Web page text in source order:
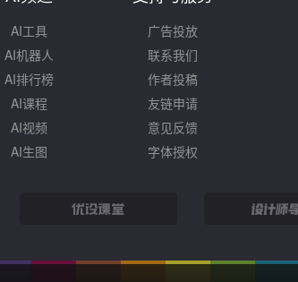
AI工具
AI机器人
AI排行榜
AI课程
AI视频
AI生图
广告投放
联系我们
作者投稿
友链申请
意见反馈
字体授权